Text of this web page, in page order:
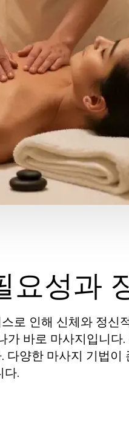
요성과
로 인해 신체와 정신
가 바로 마사지입니다.
양한 마사지 기법
다.